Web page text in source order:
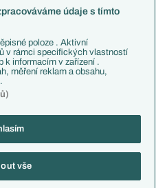
zpravodajství ČTK.
osobních údajů
údaje s tímto
poloze . Aktivní
v rámci specifických vlastností
k informacím v zařízení .
měření reklam a obsahu,
vše